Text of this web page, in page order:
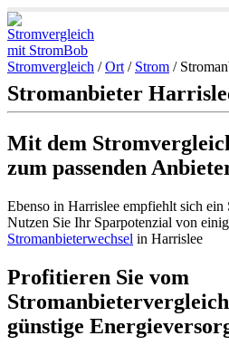
Stromvergleich /Ort / Strom /
Stromanbieter
Mit dem
zum passenden
Ebenso in Harrislee empfiehlt sich ein
Nutzen Sie Ihr Sparpotenzial von
Stromanbieterwechsel in Harrislee
Profitieren Sie vom
günstige